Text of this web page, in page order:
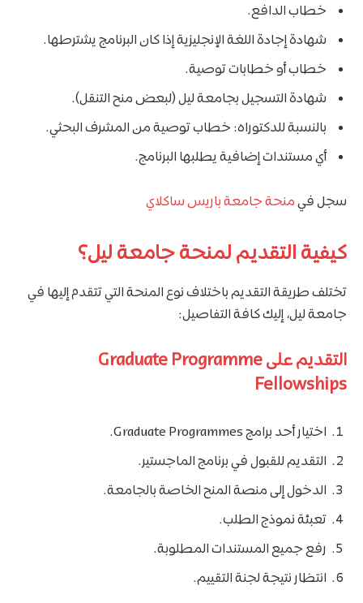
خطاب الدافع.
شهادة إجادة اللغة الإنجليزية إذا كان البرنامج يشترطها.
خطاب أو خطابات توصية.
شهادة التسجيل بجامعة ليل (لبعض منح التنقل).
بالنسبة للدكتوراه: خطاب توصية من المشرف البحثي.
أي مستندات إضافية يطلبها البرنامج.
سجل فيمنحة جامعة باريس ساكلاي
كيفية التقديم لمنحة جامعة ليل؟
تختلف طريقة التقديم باختلاف نوع المنحة التي تتقدم إليها في
جامعة ليل، إليك كافة التفاصيل:
التقديم على Graduate Programme
Fellowships
اختيار أحد برامج Graduate Programmes.
التقديم للقبول في برنامج الماجستير.
الدخول إلى منصة المنح الخاصة بالجامعة.
تعبئة نموذج الطلب.
رفع جميع المستندات المطلوبة.
انتظار نتيجة لجنة التقييم.